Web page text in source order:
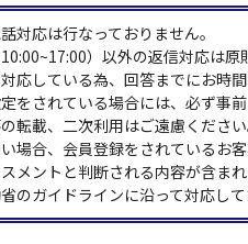
対応は行なっておりません。
）以外の返信対応は原
応している為、回答までにお時間
をされている場合には、必ず事
転載、二次利用はご遠慮ください
場合、会員登録をされているお
メントと判断される内容が含ま
のガイドラインに沿って対応して